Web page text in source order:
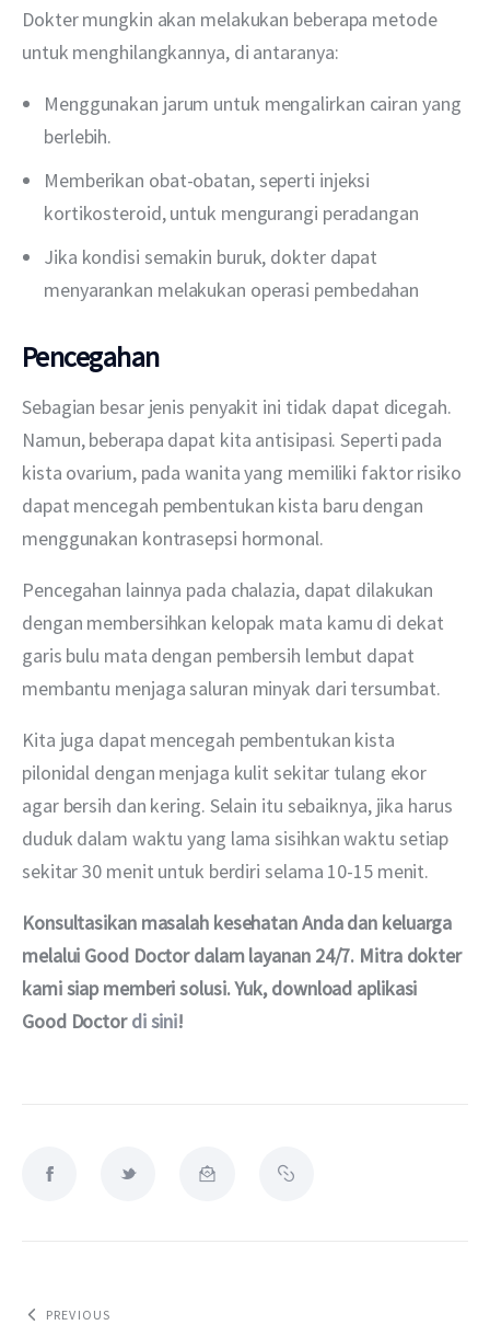
Dokter mungkin akan melakukan beberapa metode
untuk menghilangkannya, di antaranya:
Menggunakan jarum untuk mengalirkan cairan yang
berlebih.
Memberikan obat-obatan, seperti injeksi
kortikosteroid, untuk mengurangi peradangan
Jika kondisi semakin buruk, dokter dapat
menyarankan melakukan operasi pembedahan
Pencegahan
Sebagian besar jenis penyakit ini tidak dapat dicegah.
Namun, beberapa dapat kita antisipasi. Seperti pada
kista ovarium, pada wanita yang memiliki faktor risiko
dapat mencegah pembentukan kista baru dengan
menggunakan kontrasepsi hormonal.
Pencegahan lainnya pada chalazia, dapat dilakukan
dengan membersihkan kelopak mata kamu di dekat
garis bulu mata dengan pembersih lembut dapat
membantu menjaga saluran minyak dari tersumbat.
Kita juga dapat mencegah pembentukan kista
pilonidal dengan menjaga kulit sekitar tulang ekor
agar bersih dan kering. Selain itu sebaiknya, jika harus
duduk dalam waktu yang lama sisihkan waktu setiap
sekitar 30 menit untuk berdiri selama 10-15 menit.
Konsultasikan masalah kesehatan Anda dan keluarga
melalui Good Doctor dalam layanan 24/7. Mitra dokter
kami siap memberi solusi. Yuk, download aplikasi
Good Doctor di sini!
PREVIOUS